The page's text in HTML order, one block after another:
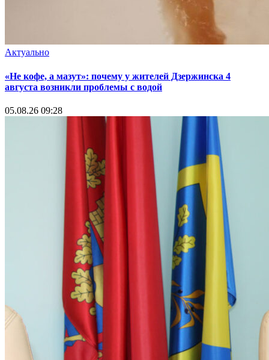
Актуально
«Не кофе, а мазут»: почему у жителей Дзержинска 4
августа возникли проблемы с водой
05.08.26 09:28